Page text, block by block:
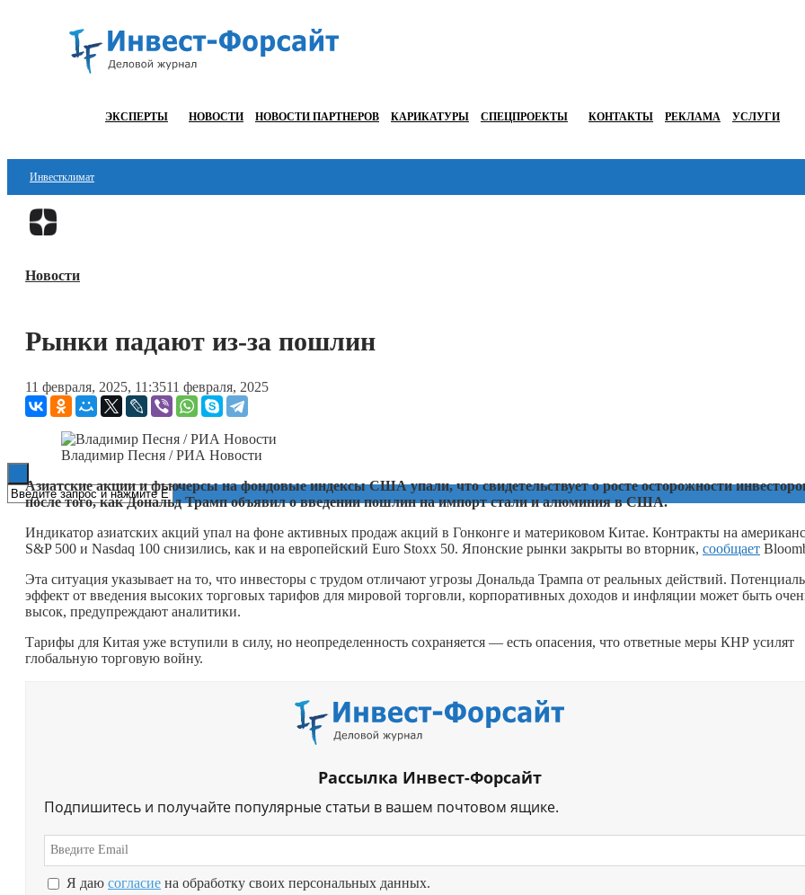
ЭКСПЕРТЫ НОВОСТИ НОВОСТИ ПАРТНЕРОВ КАРИКАТУРЫ СПЕЦПРОЕКТЫ КОНТАКТЫ РЕКЛАМА УСЛУГИ
Инвестклимат
Финансы
Блокчейн
ESG
Новости
Рынки падают из-за пошлин
11 февраля, 2025, 11:3511 февраля, 2025
Владимир Песня / РИА Новости
Азиатские акции и фьючерсы на фондовые индексы США упали, что свидетельствует о росте осторожности
после того, как Дональд Трамп объявил о введении пошлин на импорт стали и алюминия в США.
Индикатор азиатских акций упал на фоне активных продаж акций в Гонконге и материковом Китае. Контракты на
S&P 500 и Nasdaq 100 снизились, как и на европейский Euro Stoxx 50. Японские рынки закрыты во вторник, сообщает
Эта ситуация указывает на то, что инвесторы с трудом отличают угрозы Дональда Трампа от реальных действий.
эффект от введения высоких торговых тарифов для мировой торговли, корпоративных доходов и инфляции может быть
высок, предупреждают аналитики.
Тарифы для Китая уже вступили в силу, но неопределенность сохраняется — есть опасения, что ответные меры КНР усилят
глобальную торговую войну.
Рассылка Инвест-Форсайт
Подпишитесь и получайте популярные статьи в вашем почтовом ящике.
Я даю согласие на обработку своих персональных данных.